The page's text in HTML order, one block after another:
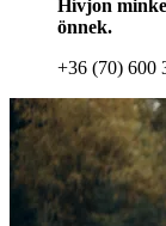
Hívjon
önnek.
+36 (70) 600